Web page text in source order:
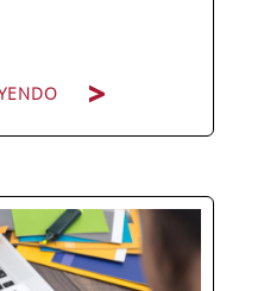
puestos de
que lideran.
en el cargo ni en